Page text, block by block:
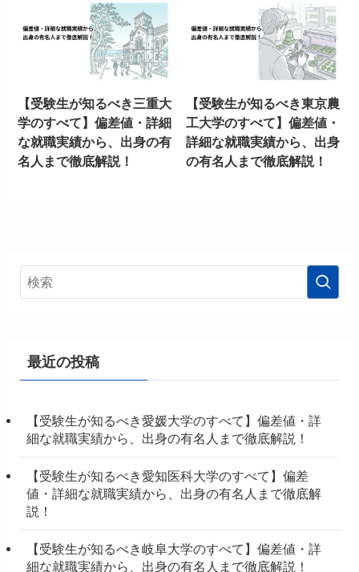
【受験生が知るべき三重大
学のすべて】偏差値・詳細
な就職実績から、出身の有
名人まで徹底解説！
【受験生が知るべき東京農
工大学のすべて】偏差値・
詳細な就職実績から、出身
の有名人まで徹底解説！
最近の投稿
【受験生が知るべき愛媛大学のすべて】偏差値・詳
細な就職実績から、出身の有名人まで徹底解説！
【受験生が知るべき愛知医科大学のすべて】偏差
値・詳細な就職実績から、出身の有名人まで徹底解
説！
【受験生が知るべき岐阜大学のすべて】偏差値・詳
細な就職実績から、出身の有名人まで徹底解説！